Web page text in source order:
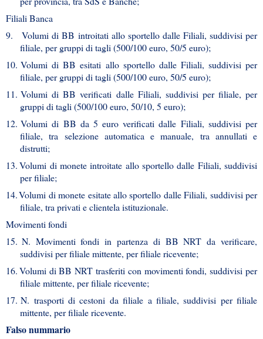
Filiali Banca
9.
Volumi di BB introitati allo sportello dalle Filiali, suddivisi per
filiale, per gruppi di tagli (500/100 euro, 50/5 euro);
10. Volumi di BB esitati allo sportello dalle Filiali, suddivisi per
filiale, per gruppi di tagli (500/100 euro, 50/5 euro);
11. Volumi di BB verificati dalle Filiali, suddivisi per filiale, per
gruppi di tagli (500/100 euro, 50/10, 5 euro);
12. Volumi di BB da 5 euro verificati dalle Filiali, suddivisi per
filiale, tra selezione automatica e manuale, tra annullati e
distrutti;
13. Volumi di monete introitate allo sportello dalle Filiali, suddivisi
per filiale;
14.Volumi di monete esitate allo sportello dalle Filiali, suddivisi per
filiale, tra privati e clientela istituzionale.
Movimenti fondi
15. N. Movimenti fondi in partenza di BB NRT da verificare,
suddivisi per filiale mittente, per filiale ricevente;
16.Volumi di BB NRT trasferiti con movimenti fondi, suddivisi per
filiale mittente, per filiale ricevente;
17. N. trasporti di cestoni da filiale a filiale, suddivisi per filiale
mittente, per filiale ricevente.
Falso nummario